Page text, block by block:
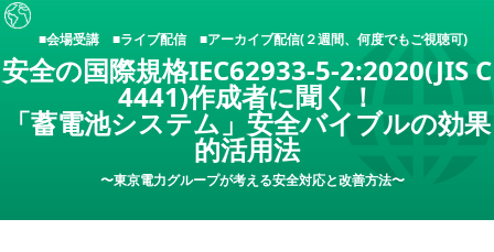
■会場受講 ■ライブ配信 ■アーカイブ配信(２週間、何度でもご視聴可)
安全の国際規格IEC62933-5-2:2020(JIS C
4441)作成者に聞く！
「蓄電池システム」安全バイブルの効果
的活用法
〜東京電力グループが考える安全対応と改善方法〜